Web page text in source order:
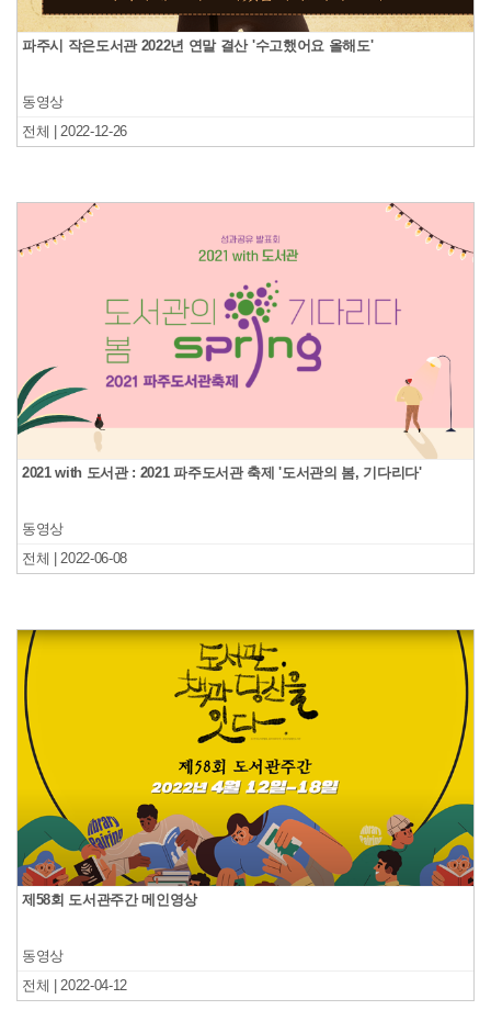
파주시 작은도서관 2022년 연말 결산 '수고했어요 올해도'
동영상
전체 | 2022-12-26
2021 with 도서관 : 2021 파주도서관 축제 '도서관의 봄, 기다리다'
동영상
전체 | 2022-06-08
제58회 도서관주간 메인영상
동영상
전체 | 2022-04-12